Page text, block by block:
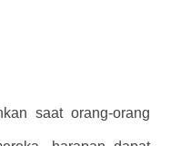
saat orang-orang